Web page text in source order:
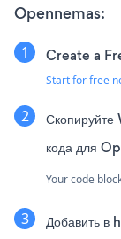
Opennemas:
Create a
Start for free
кода для
Your code
Добавить в